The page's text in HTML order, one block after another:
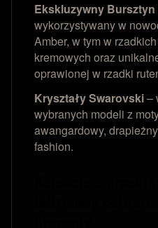
Ekskluzywny Bursztyn
wykorzystywany w
Amber, w tym w
kremowych oraz
oprawionej w rzadki
Kryształy Swarovski–
wybranych modeli z
awangardowy,
fashion.